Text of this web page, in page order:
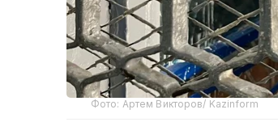
Фото: Артем Викторов/ Kazinform